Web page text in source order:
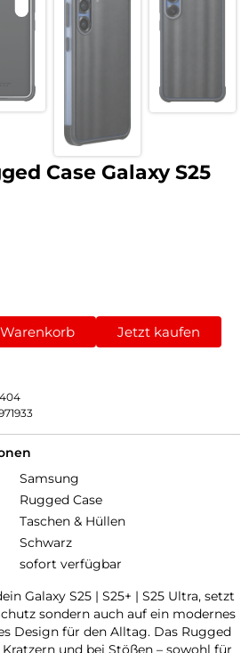
Case Galaxy S25
Jetzt kaufen
Samsung
Rugged Case
Taschen & Hüllen
Schwarz
sofort verfügbar
Galaxy S25 | S25+ | S25 Ultra, setzt
sondern auch auf ein modernes
Design für den Alltag. Das Rugged
und bei Stößen – sowohl für